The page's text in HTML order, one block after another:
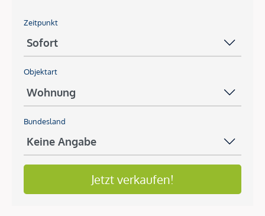
Zeitpunkt
Objektart
Bundesland
Jetzt verkaufen!